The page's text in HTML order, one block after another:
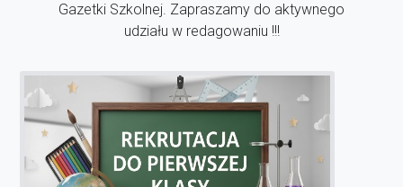
Gazetki Szkolnej. Zapraszamy do aktywnego
udziału w redagowaniu !!!